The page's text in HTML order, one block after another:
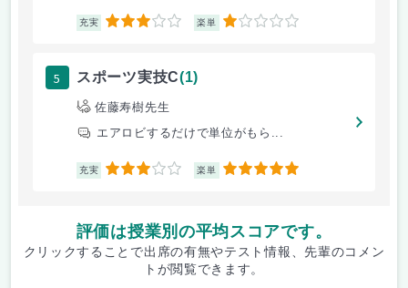
充実 3 楽単 1
5 スポーツ実技C(1)
佐藤寿樹先生
エアロビするだけで単位がもら...
充実 3 楽単 5
評価は授業別の平均スコアです。
クリックすることで出席の有無やテスト情報、先輩のコメン
トが閲覧できます。